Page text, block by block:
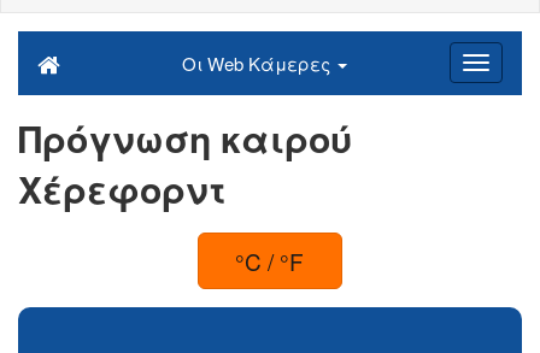
Οι Web Κάμερες
Πρόγνωση καιρού
Χέρεφορντ
°C / °F